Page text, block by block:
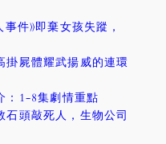
事件》即棄女孩失蹤，
掛屍體耀武揚威的連環
：1-8集劇情重點
石頭敲死人，生物公司